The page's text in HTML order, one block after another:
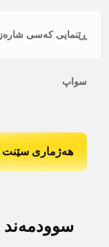
ڕێنمایی کەسی
سواپ
هەژماری سێنت
سوودمەند